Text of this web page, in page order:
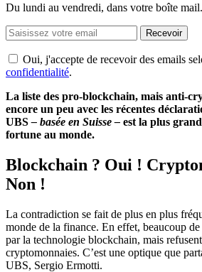
Du lundi au vendredi, dans votre boîte mail.
Recevoir
Oui, j'accepte de recevoir des emails
confidentialité.
La liste des pro-blockchain, mais anti-
encore un peu avec les récentes
UBS– basée en Suisse – est la plus
fortune au monde.
Blockchain ? Oui !
Non !
La contradiction se fait de plus en plus
monde de la finance. En effet, beaucoup de
par la technologie blockchain, mais
cryptomonnaies. C’est une optique que
UBS, Sergio Ermotti.